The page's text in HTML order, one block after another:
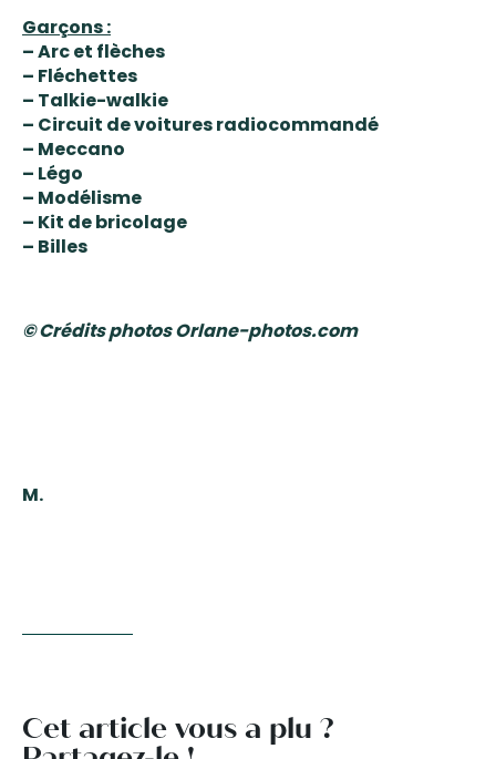
Garçons :
– Arc et flèches
– Fléchettes
– Talkie-walkie
– Circuit de voitures radiocommandé
– Meccano
– Légo
– Modélisme
– Kit de bricolage
– Billes
© Crédits photos Orlane-photos.com
M.
Cet article vous a plu ?